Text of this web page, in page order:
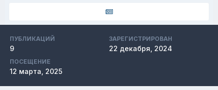
ПУБЛИКАЦИЙ
9
ЗАРЕГИСТРИРОВАН
22 декабря, 2024
ПОСЕЩЕНИЕ
12 марта, 2025